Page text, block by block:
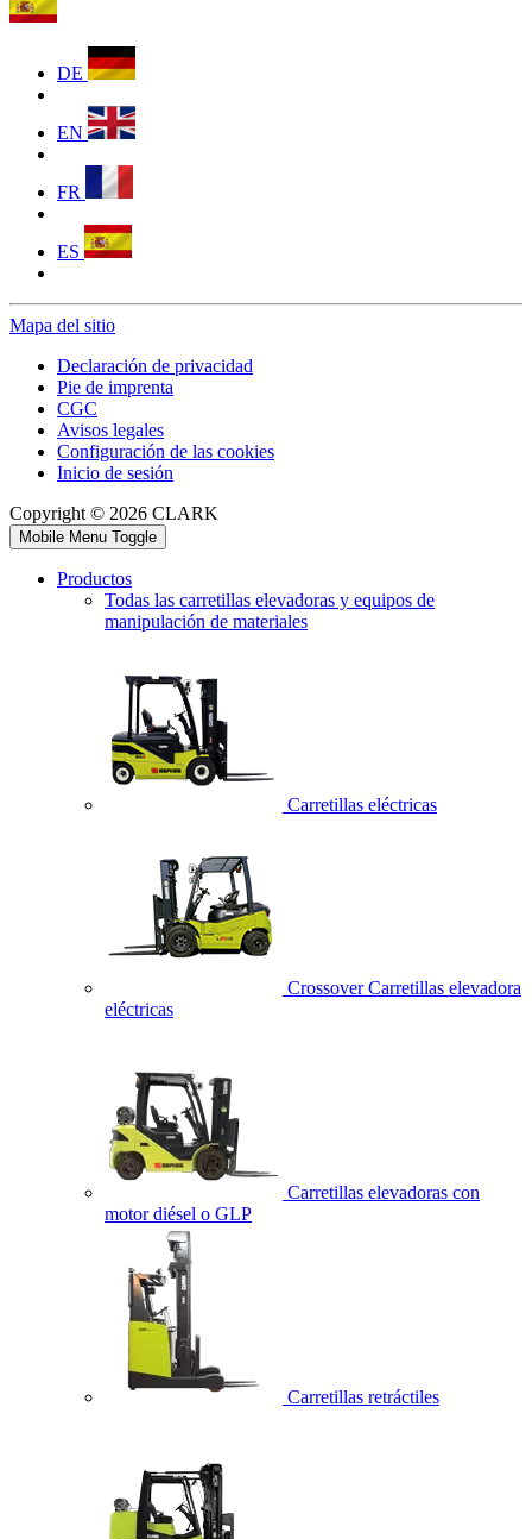
DE
EN
FR
ES
Mapa del sitio
Declaración de privacidad
Pie de imprenta
CGC
Avisos legales
Configuración de las cookies
Inicio de sesión
Copyright © 2026 CLARK
Mobile Menu Toggle
Productos
Todas las carretillas elevadoras y equipos de
manipulación de materiales
Carretillas eléctricas
Crossover Carretillas elevadora
eléctricas
Carretillas elevadoras con
motor diésel o GLP
Carretillas retráctiles